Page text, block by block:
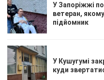
У Запоріжжі
ветеран,
підйомник
У Кушугумі
куди